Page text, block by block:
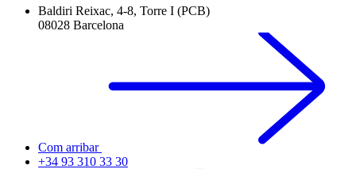
Baldiri Reixac, 4-8, Torre I (PCB)
08028 Barcelona
Com arribar
+34 93 310 33 30